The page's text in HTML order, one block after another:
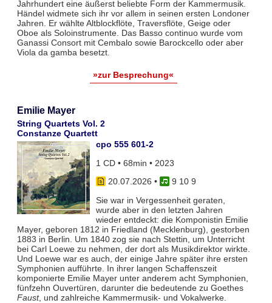
Jahrhundert eine äußerst beliebte Form der Kammermusik.
Händel widmete sich ihr vor allem in seinen ersten Londoner
Jahren. Er wählte Altblockflöte, Traversflöte, Geige oder
Oboe als Soloinstrumente. Das Basso continuo wurde vom
Ganassi Consort mit Cembalo sowie Barockcello oder aber
Viola da gamba besetzt.
»zur Besprechung«
Emilie Mayer
String Quartets Vol. 2
Constanze Quartett
cpo 555 601-2
1 CD • 68min • 2023
20.07.2026 •
9 10 9
Sie war in Vergessenheit geraten,
wurde aber in den letzten Jahren
wieder entdeckt: die Komponistin Emilie
Mayer, geboren 1812 in Friedland (Mecklenburg), gestorben
1883 in Berlin. Um 1840 zog sie nach Stettin, um Unterricht
bei Carl Loewe zu nehmen, der dort als Musikdirektor wirkte.
Und Loewe war es auch, der einige Jahre später ihre ersten
Symphonien aufführte. In ihrer langen Schaffenszeit
komponierte Emilie Mayer unter anderem acht Symphonien,
fünfzehn Ouvertüren, darunter die bedeutende zu Goethes
Faust, und zahlreiche Kammermusik- und Vokalwerke.